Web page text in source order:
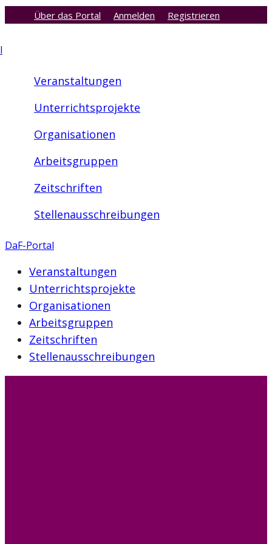
Über das Portal Anmelden Registrieren
Veranstaltungen
Unterrichtsprojekte
Organisationen
Arbeitsgruppen
Zeitschriften
Stellenausschreibungen
DaF-Portal
Veranstaltungen
Unterrichtsprojekte
Organisationen
Arbeitsgruppen
Zeitschriften
Stellenausschreibungen